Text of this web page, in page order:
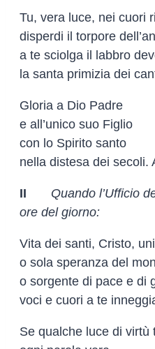
Tu, vera luce, nei cuori
disperdi il torpore
a te sciolga il labbro
la santa primizia dei
Gloria a Dio Padre
e all’unico suo Figlio
con lo Spirito santo
nella distesa dei secoli.
II
Quando l’Ufficio
ore del giorno:
Vita dei santi, Cristo,
o sola speranza del
o sorgente di pace e di
voci e cuori a te
Se qualche luce di virtù